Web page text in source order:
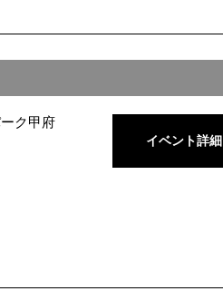
ク甲府
イベント詳細